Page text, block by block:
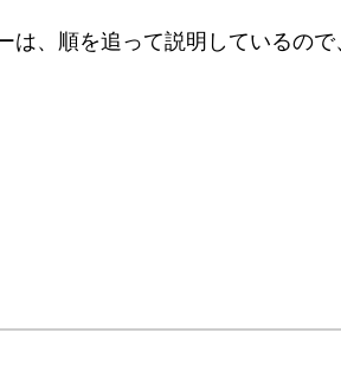
は、順を追って説明しているの